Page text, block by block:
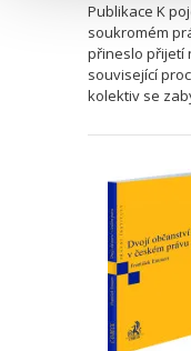
Publikace K
soukromém
přineslo přijetí
související
kolektiv se